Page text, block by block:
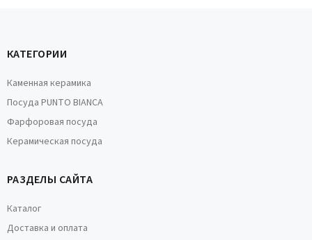
КАТЕГОРИИ
Каменная керамика
Посуда PUNTO BIANCA
Фарфоровая посуда
Керамическая посуда
РАЗДЕЛЫ САЙТА
Каталог
Доставка и оплата